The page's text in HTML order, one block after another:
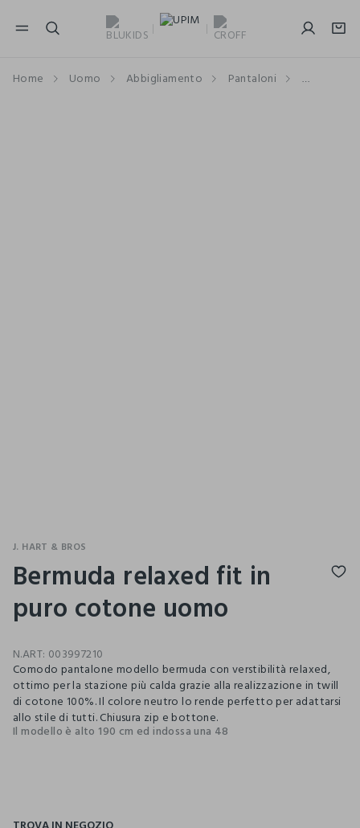
NAVIGATION.ARIA.GOTOMAINCONTENT
Home Uomo Abbigliamento Pantaloni Bermuda
J. HART & BROS
Bermuda relaxed fit in
puro cotone uomo
N.ART: 003997210
Comodo pantalone modello bermuda con verstibilità relaxed,
ottimo per la stazione più calda grazie alla realizzazione in twill
di cotone 100%. Il colore neutro lo rende perfetto per adattarsi
allo stile di tutti. Chiusura zip e bottone.
Il modello è alto 190 cm ed indossa una 48